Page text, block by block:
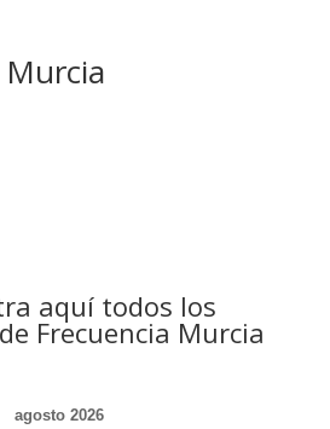
Murcia
aquí todos los
Frecuencia Murcia
agosto 2026